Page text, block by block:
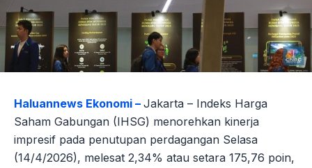
Haluannews Ekonomi – Jakarta – Indeks Harga
Saham Gabungan (IHSG) menorehkan kinerja
impresif pada penutupan perdagangan Selasa
(14/4/2026), melesat 2,34% atau setara 175,76 poin,